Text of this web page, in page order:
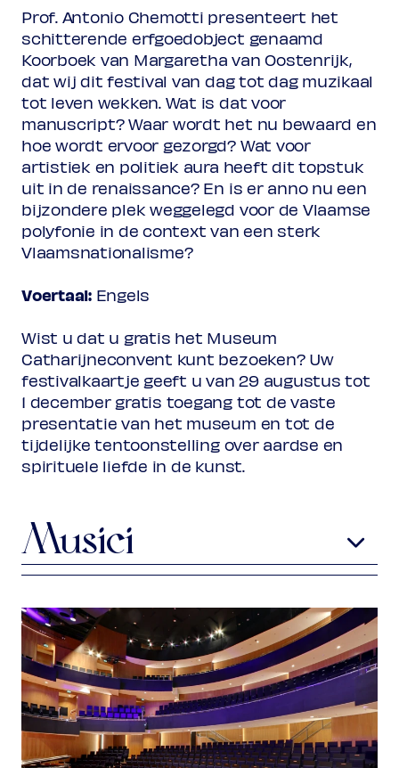
Prof. Antonio Chemotti presenteert het
schitterende erfgoedobject genaamd
Koorboek van Margaretha van Oostenrijk,
dat wij dit festival van dag tot dag muzikaal
tot leven wekken. Wat is dat voor
manuscript? Waar wordt het nu bewaard en
hoe wordt ervoor gezorgd? Wat voor
artistiek en politiek aura heeft dit topstuk
uit in de renaissance? En is er anno nu een
bijzondere plek weggelegd voor de Vlaamse
polyfonie in de context van een sterk
Vlaamsnationalisme?
Voertaal:Engels
Wist u dat u gratis het Museum
Catharijneconvent kunt bezoeken? Uw
festivalkaartje geeft u van 29 augustus tot
1 december gratis toegang tot de vaste
presentatie van het museum en tot de
tijdelijke tentoonstelling over aardse en
spirituele liefde in de kunst.
Musici
Prof. Antonio Chemottispreker